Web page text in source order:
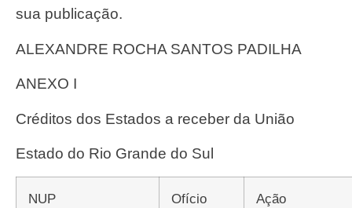
sua publicação.
ALEXANDRE ROCHA SANTOS PADILHA
ANEXO I
Créditos dos Estados a receber da União
Estado do Rio Grande do Sul
NUP Ofício Ação